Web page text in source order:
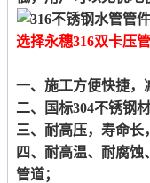
选择永穗316双卡压
一、施工方便快捷，
二、国标304不锈钢
三、耐高压，寿命长
四、耐高温、耐腐
管道；